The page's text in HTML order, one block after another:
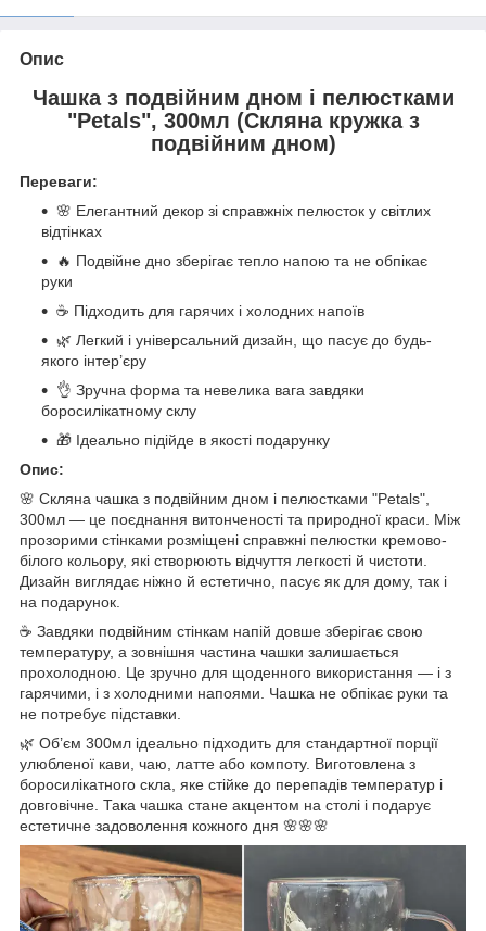
Опис
Чашка з подвійним дном і пелюстками
"Petals", 300мл (Скляна кружка з
подвійним дном)
Переваги:
🌸 Елегантний декор зі справжніх пелюсток у світлих
відтінках
🔥 Подвійне дно зберігає тепло напою та не обпікає
руки
☕ Підходить для гарячих і холодних напоїв
🌿 Легкий і універсальний дизайн, що пасує до будь-
якого інтер’єру
👌 Зручна форма та невелика вага завдяки
боросилікатному склу
🎁 Ідеально підійде в якості подарунку
Опис:
🌸 Скляна чашка з подвійним дном і пелюстками "Petals",
300мл — це поєднання витонченості та природної краси. Між
прозорими стінками розміщені справжні пелюстки кремово-
білого кольору, які створюють відчуття легкості й чистоти.
Дизайн виглядає ніжно й естетично, пасує як для дому, так і
на подарунок.
☕ Завдяки подвійним стінкам напій довше зберігає свою
температуру, а зовнішня частина чашки залишається
прохолодною. Це зручно для щоденного використання — і з
гарячими, і з холодними напоями. Чашка не обпікає руки та
не потребує підставки.
🌿 Об’єм 300мл ідеально підходить для стандартної порції
улюбленої кави, чаю, латте або компоту. Виготовлена з
боросилікатного скла, яке стійке до перепадів температур і
довговічне. Така чашка стане акцентом на столі і подарує
естетичне задоволення кожного дня 🌸🌸🌸